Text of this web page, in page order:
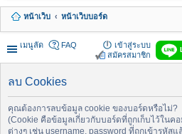
หน้าเว็บ
หน้าเว็บบอร์ด
เมนูลัด
FAQ
เข้าสู่ระบบ
สมัครสมาชิก
ลบ Cookies
คุณต้องการลบข้อมูล cookie ของบอร์ดหรือไม่?
(Cookie คือข้อมูลเกี่ยวกับบอร์ดที่ถูกเก็บไว้ใน
ต่างๆ เช่น username, password ที่ถูกเข้ารหัสแ